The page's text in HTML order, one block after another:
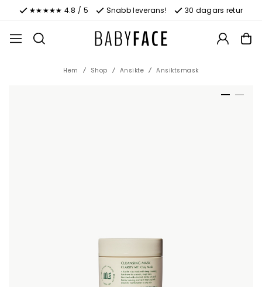
★★★★★ 4.8 / 5 Snabb leverans! 30 dagars retur
Hem Shop Ansikte Ansiktsmask